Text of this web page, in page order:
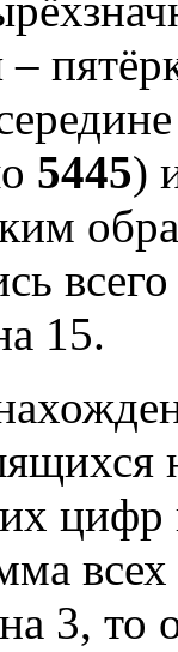
5445)
15.
цифр
3, то